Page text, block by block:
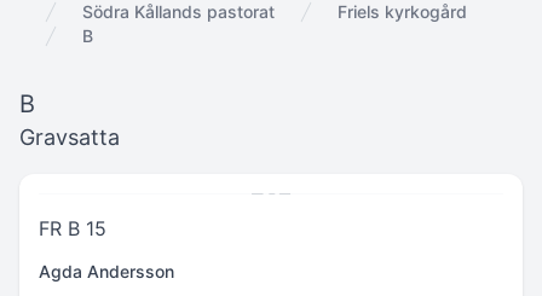
app.StartSödra Kållands pastorat
Friels kyrkogård
B
B
Gravsatta
FR B 15
Agda Andersson